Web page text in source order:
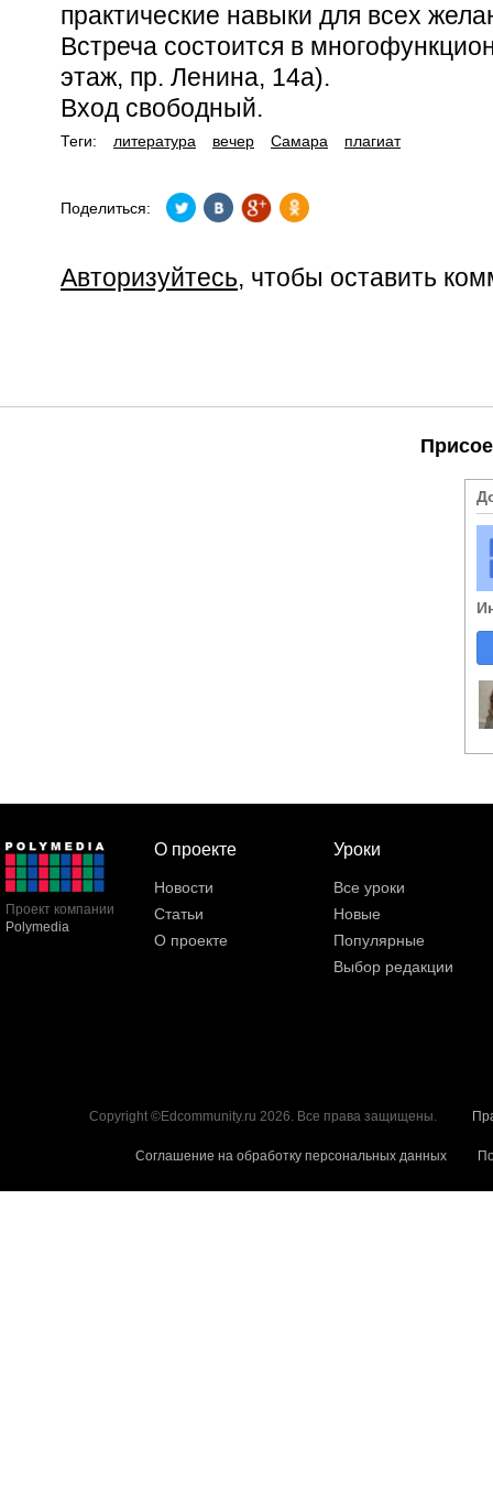
практические навыки для всех
Встреча состоится в
этаж, пр. Ленина, 14а).
Вход свободный.
Теги: литература вечер Самара плагиат
Поделиться:
Авторизуйтесь, чтобы оставить
Проект компании
Polymedia
О проекте
Новости
Статьи
О проекте
Уроки
Все уроки
Новые
Популярные
Выбор редакции
Copyright ©Edcommunity.ru 2026. Все права защищены.
Соглашение на обработку персональных данных